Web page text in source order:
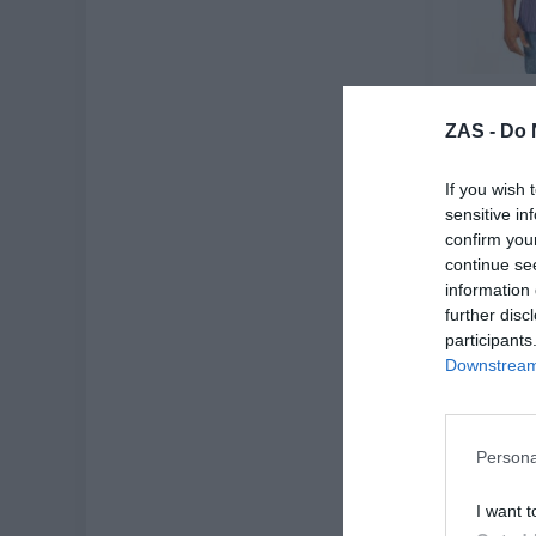
ZAS - Do
If you wish
sensitive
confirm
continue
information
further
I want
11,
Casi